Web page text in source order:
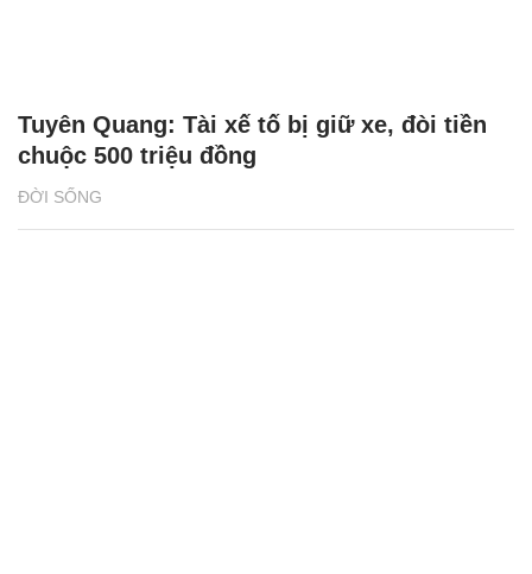
ĐỜI SỐNG
Tuyên Quang: Tài xế tố bị giữ xe, đòi tiền
chuộc 500 triệu đồng